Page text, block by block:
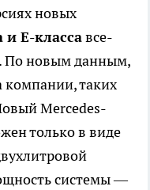
новых
и E-классавсе-
По новым данным,
компании, таких
Mercedes-
только в виде
системы —